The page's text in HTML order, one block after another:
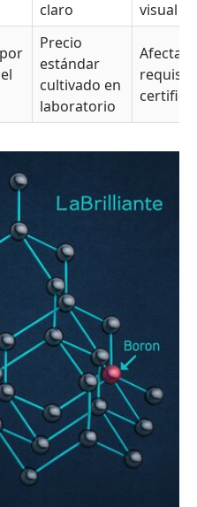
claro
visual
Precio
estándar
cultivado en
laboratorio
Afecta